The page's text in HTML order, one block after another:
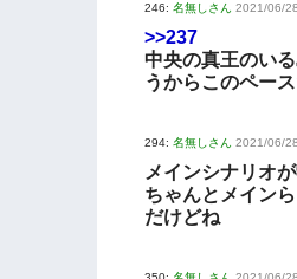
246: 名無しさん 2021/06/
>>237
中央の真王のい
うからこのペー
294: 名無しさん 2021/06/
メインシナリオ
ちゃんとメイン
だけどね